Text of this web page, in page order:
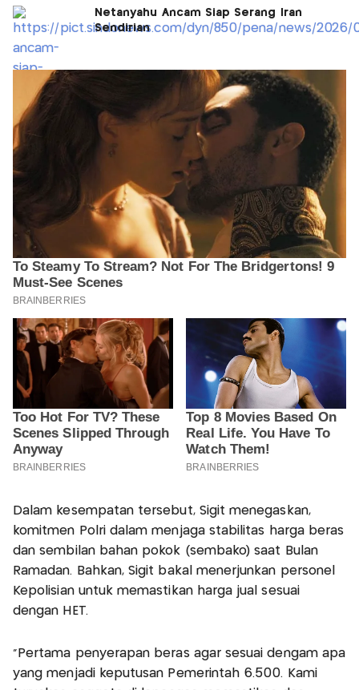
Netanyahu Ancam Siap Serang Iran
Sendirian
Dalam kesempatan tersebut, Sigit menegaskan,
komitmen Polri dalam menjaga stabilitas harga beras
dan sembilan bahan pokok (sembako) saat Bulan
Ramadan. Bahkan, Sigit bakal menerjunkan personel
Kepolisian untuk memastikan harga jual sesuai
dengan HET.
"Pertama penyerapan beras agar sesuai dengam apa
yang menjadi keputusan Pemerintah 6.500. Kami